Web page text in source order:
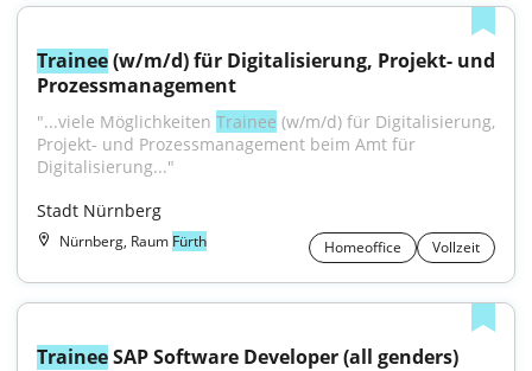
Trainee (w/m/d) für Digitalisierung, Projekt- und
Prozessmanagement
"...viele Möglichkeiten Trainee (w/m/d) für Digitalisierung,
Projekt- und Prozessmanagement beim Amt für
Digitalisierung..."
Stadt Nürnberg
Nürnberg, Raum Fürth Homeoffice Vollzeit
Trainee SAP Software Developer (all genders)